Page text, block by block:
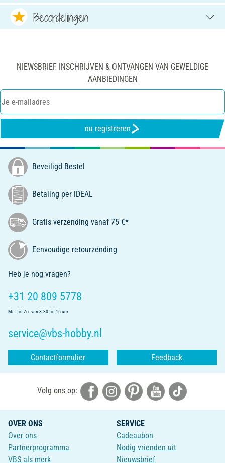
Beoordelingen
NIEWSBRIEF INSCHRIJVEN & ONTVANGEN VAN GEWELDIGE
AANBIEDINGEN
nu registreren
Beveiligd Bestel
Betaling per iDEAL
Gratis verzending vanaf 75 €*
Eenvoudige retourzending
Heb je nog vragen?
+31 20 809 5778
Ma. tot Zo. van 8.30 tot 16 uur
service@vbs-hobby.nl
Contactformulier Feedback
Volg ons op:
OVER ONS
Over ons
Partnerprogramma
VBS als merk
SERVICE
Cadeaubon
Nodig vrienden uit
Nieuwsbrief